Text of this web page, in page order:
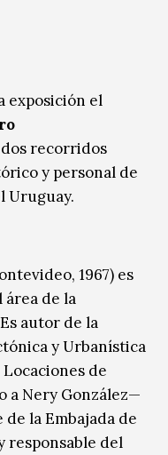
exposición el
recorridos
y personal de
Uruguay.
1967) es
de la
autor de la
y Urbanística
de
a Nery González—
la Embajada de
responsable del